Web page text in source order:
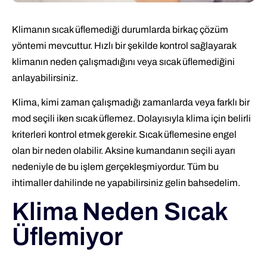
Klimanın sıcak üflemediği durumlarda birkaç çözüm
yöntemi mevcuttur. Hızlı bir şekilde kontrol sağlayarak
klimanın neden çalışmadığını veya sıcak üflemediğini
anlayabilirsiniz.
Klima, kimi zaman çalışmadığı zamanlarda veya farklı bir
mod seçili iken sıcak üflemez. Dolayısıyla klima için belirli
kriterleri kontrol etmek gerekir. Sıcak üflemesine engel
olan bir neden olabilir. Aksine kumandanın seçili ayarı
nedeniyle de bu işlem gerçekleşmiyordur. Tüm bu
ihtimaller dahilinde ne yapabilirsiniz gelin bahsedelim.
Klima Neden Sıcak
Üflemiyor